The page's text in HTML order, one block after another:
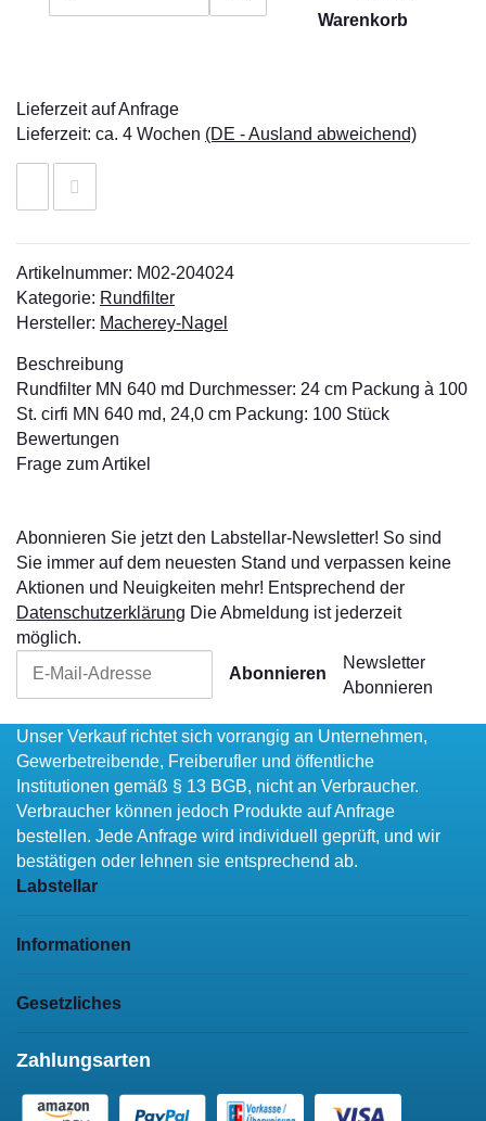
Warenkorb
Lieferzeit auf Anfrage
Lieferzeit: ca. 4 Wochen (DE - Ausland abweichend)
Artikelnummer: M02-204024
Kategorie: Rundfilter
Hersteller: Macherey-Nagel
Beschreibung
Rundfilter MN 640 md Durchmesser: 24 cm Packung à 100
St. cirfi MN 640 md, 24,0 cm Packung: 100 Stück
Bewertungen
Frage zum Artikel
Abonnieren Sie jetzt den Labstellar-Newsletter! So sind
Sie immer auf dem neuesten Stand und verpassen keine
Aktionen und Neuigkeiten mehr! Entsprechend der
Datenschutzerklärung Die Abmeldung ist jederzeit
möglich.
Abonnieren
Newsletter
Abonnieren
Unser Verkauf richtet sich vorrangig an Unternehmen,
Gewerbetreibende, Freiberufler und öffentliche
Institutionen gemäß § 13 BGB, nicht an Verbraucher.
Verbraucher können jedoch Produkte auf Anfrage
bestellen. Jede Anfrage wird individuell geprüft, und wir
bestätigen oder lehnen sie entsprechend ab.
Labstellar
Informationen
Gesetzliches
Zahlungsarten